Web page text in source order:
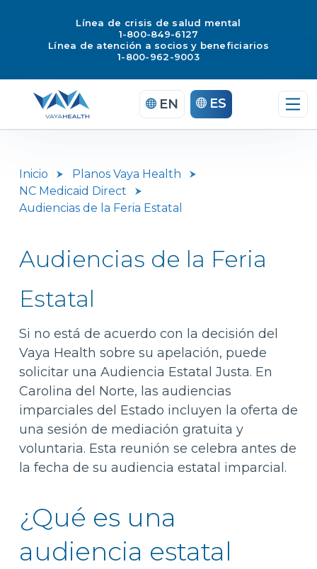
Línea de crisis de salud mental
1-800-849-6127
Línea de atención a socios y beneficiarios
1-800-962-9003
contenido
EN ES
Inicio
Planos Vaya Health
NC Medicaid Direct
Audiencias de la Feria Estatal
Audiencias de la Feria
Estatal
Si no está de acuerdo con la decisión del
Vaya Health sobre su apelación, puede
solicitar una Audiencia Estatal Justa. En
Carolina del Norte, las audiencias
imparciales del Estado incluyen la oferta de
una sesión de mediación gratuita y
voluntaria. Esta reunión se celebra antes de
la fecha de su audiencia estatal imparcial.
¿Qué es una
audiencia estatal